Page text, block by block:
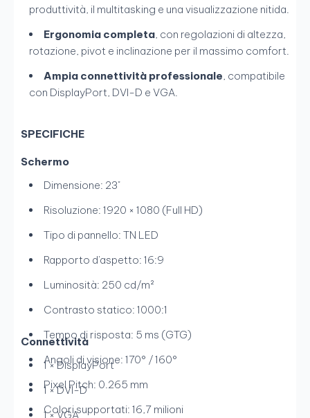
produttività, il multitasking e una visualizzazione nitida.
Ergonomia completa , con regolazioni di altezza,
rotazione, pivot e inclinazione per il massimo comfort.
Ampia connettività professionale , compatibile
con DisplayPort, DVI-D e VGA.
SPECIFICHE
Schermo
Dimensione: 23"
Risoluzione: 1920 × 1080 (Full HD)
Tipo di pannello: TN LED
Rapporto d'aspetto: 16:9
Luminosità: 250 cd/m²
Contrasto statico: 1000:1
Tempo di risposta: 5 ms (GTG)
Angoli di visione: 170° / 160°
Pixel Pitch: 0.265 mm
Colori supportati: 16,7 milioni
Connettività
1 × DisplayPort
1 × DVI-D
1 × VGA